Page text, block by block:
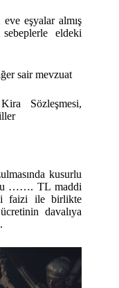
eşyalar almış
sebeplerle eldeki
sair mevzuat
Sözleşmesi,
kusurlu
……. TL maddi
faizi ile birlikte
davalıya